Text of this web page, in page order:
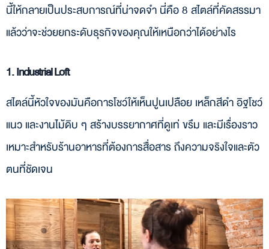
นี้ให้กลายเป็นประสบการณ์ที่น่าจดจำ นี่คือ 8 สไตล์ที่คัดสรรมา
แล้วว่าจะช่วยยกระดับธุรกิจของคุณให้เหนือกว่าได้อย่างไร
1. Industrial Loft
สไตล์นี้หัวใจของมันคือการโชว์ให้เห็นปูนเปลือย เหล็กสีดำ อิฐโชว์
แนว และงานไม้ดิบ ๆ สร้างบรรยากาศที่ดูเท่ ขรึม และมีเรื่องราว
เหมาะสำหรับร้านอาหารที่ต้องการสื่อสาร ถึงความจริงใจและตัว
ตนที่ชัดเจน